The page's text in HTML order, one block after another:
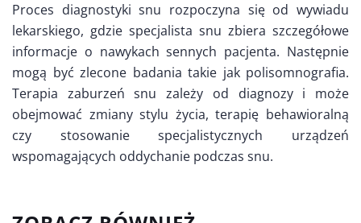
Proces diagnostyki snu rozpoczyna się od wywiadu
lekarskiego, gdzie specjalista snu zbiera szczegółowe
informacje o nawykach sennych pacjenta. Następnie
mogą być zlecone badania takie jak polisomnografia.
Terapia zaburzeń snu zależy od diagnozy i może
obejmować zmiany stylu życia, terapię behawioralną
czy stosowanie specjalistycznych urządzeń
wspomagających oddychanie podczas snu.